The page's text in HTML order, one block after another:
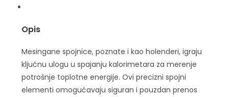
Opis
Mesingane spojnice, poznate i kao holenderi, igraju
ključnu ulogu u spajanju kalorimetara za merenje
potrošnje toplotne energije. Ovi precizni spojni
elementi omogućavaju siguran i pouzdan prenos